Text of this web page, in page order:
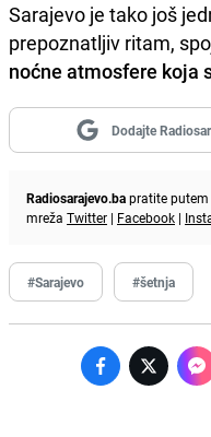
Sarajevo je tako još
prepoznatljiv ritam,
noćne atmosfere koja
Dodajte
Radiosarajevo.bapratite
mreža Twitter | Facebook |
#Sarajevo #šetnja